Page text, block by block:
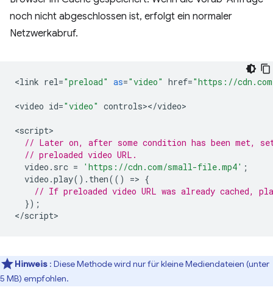
noch nicht abgeschlossen ist, erfolgt ein normaler
Netzwerkabruf.
<link rel="preload" as="video" href="https://
<video id="video" controls></video>
<script
// Later on, after some condition has been met,
// preloaded video URL.
video . src = 'https://cdn.com/small-file.mp4' ;
video .play(). then(() => {
// If preloaded video URL was already cached,
});
</script
Hinweis : Diese Methode wird nur für kleine Mediendateien (unter
5 MB) empfohlen.